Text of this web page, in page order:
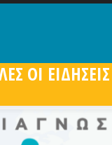
ΟΙ ΕΙΔΗΣΕΙΣ